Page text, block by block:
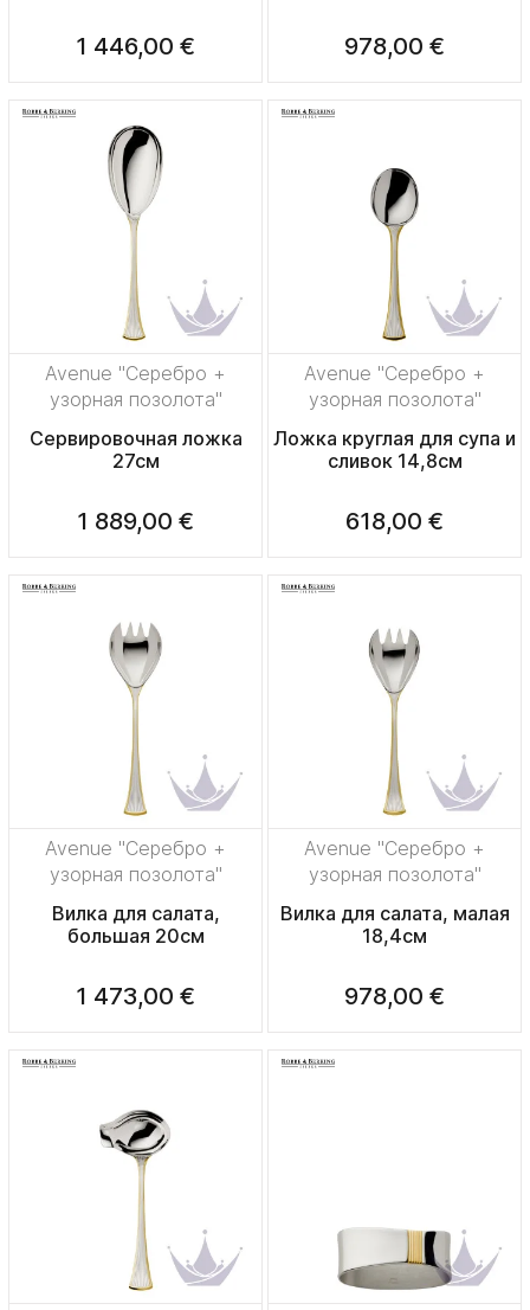
1 446,00 € 978,00 €
Avenue "Серебро +
узорная позолота"
Сервировочная ложка
27см
1 889,00 €
Avenue "Серебро +
узорная позолота"
Ложка круглая для супа и
сливок 14,8см
618,00 €
Avenue "Серебро +
узорная позолота"
Вилка для салата,
большая 20см
1 473,00 €
Avenue "Серебро +
узорная позолота"
Вилка для салата, малая
18,4см
978,00 €